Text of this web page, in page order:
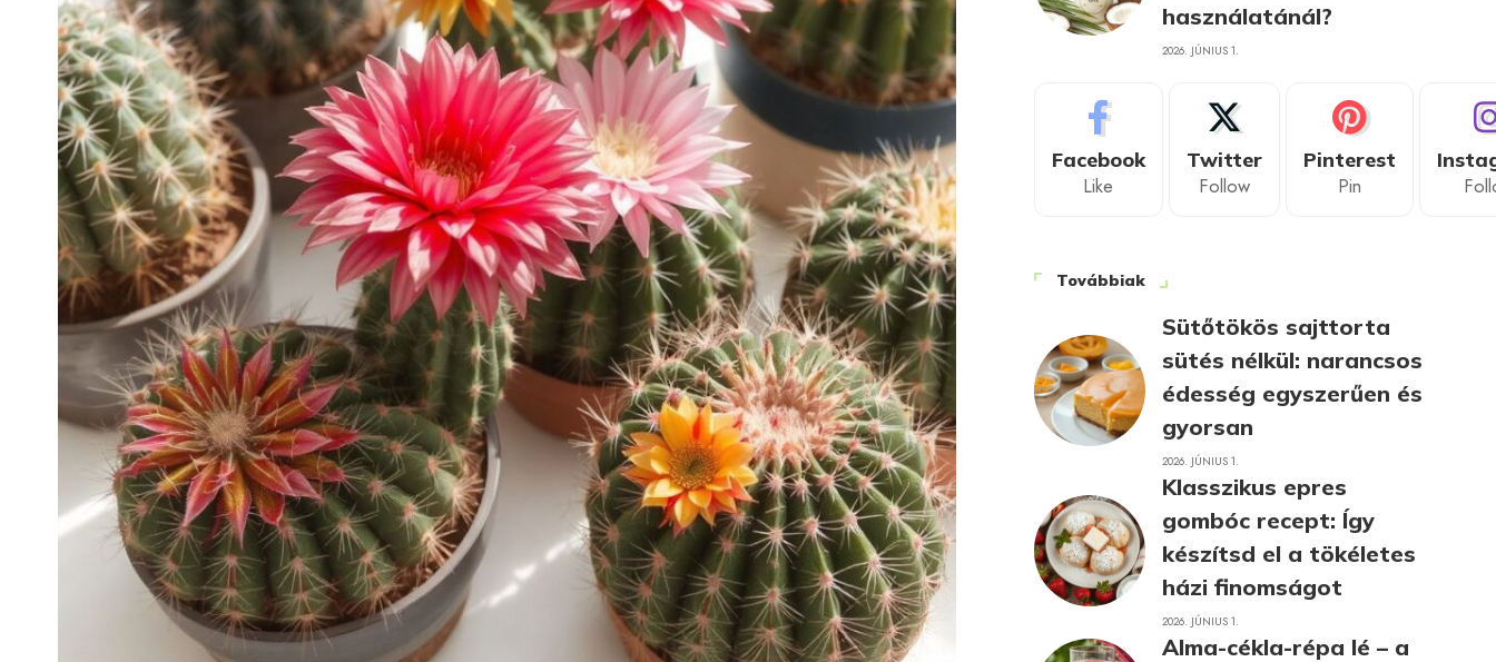
használatánál?
2026. JÚNIUS 1.
Facebook
Like
Twitter
Follow
Pinterest
Pin
Továbbiak
Sütőtökös sajttorta
sütés nélkül: narancsos
édesség egyszerűen és
gyorsan
2026. JÚNIUS 1.
Klasszikus epres
gombóc recept: Így
készítsd el a tökéletes
házi finomságot
2026. JÚNIUS 1.
Alma-cékla-répa lé – a